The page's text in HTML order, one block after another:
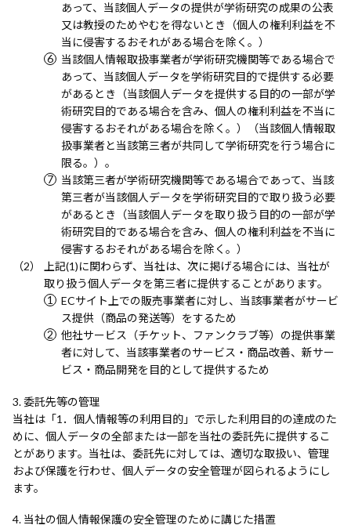
あって、当該個人データの提供が学術研究の成果の公表
又は教授のためやむを得ないとき（個人の権利利益を不
当に侵害するおそれがある場合を除く。）
当該個人情報取扱事業者が学術研究機関等である場合で
あって、当該個人データを学術研究目的で提供する必要
があるとき（当該個人データを提供する目的の一部が学
術研究目的である場合を含み、個人の権利利益を不当に
侵害するおそれがある場合を除く。）（当該個人情報取
扱事業者と当該第三者が共同して学術研究を行う場合に
限る。）。
当該第三者が学術研究機関等である場合であって、当該
第三者が当該個人データを学術研究目的で取り扱う必要
があるとき（当該個人データを取り扱う目的の一部が学
術研究目的である場合を含み、個人の権利利益を不当に
侵害するおそれがある場合を除く。）
上記(1)に関わらず、当社は、次に掲げる場合には、当社が
取り扱う個人データを第三者に提供することがあります。
ECサイト上での販売事業者に対し、当該事業者がサービ
ス提供（商品の発送等）をするため
他社サービス（チケット、ファンクラブ等）の提供事業
者に対して、当該事業者のサービス・商品改善、新サー
ビス・商品開発を目的として提供するため
委託先等の管理
当社は「1．個人情報等の利用目的」で示した利用目的の達成のた
めに、個人データの全部または一部を当社の委託先に提供するこ
とがあります。当社は、委託先に対しては、適切な取扱い、管理
および保護を行わせ、個人データの安全管理が図られるようにし
ます。
当社の個人情報保護の安全管理のために講じた措置